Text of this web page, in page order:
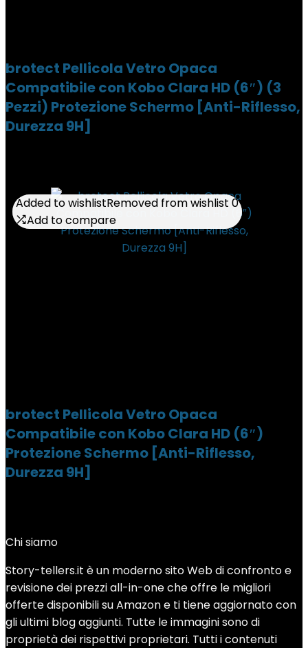
brotect Pellicola Vetro Opaca
Compatibile con Kobo Clara HD (6″) (3
Pezzi) Protezione Schermo [Anti-Riflesso,
Durezza 9H]
Added to wishlistRemoved from wishlist 0
Add to compare
brotect Pellicola Vetro Opaca
Compatibile con Kobo Clara HD (6″)
Protezione Schermo [Anti-Riflesso,
Durezza 9H]
Added to wishlistRemoved from wishlist 0
Add to compare
Chi siamo
Story-tellers.it è un moderno sito Web di confronto e
revisione dei prezzi all-in-one che offre le migliori
offerte disponibili su Amazon e ti tiene aggiornato con
gli ultimi blog aggiunti. Tutte le immagini sono di
proprietà dei rispettivi proprietari. Tutti i contenuti